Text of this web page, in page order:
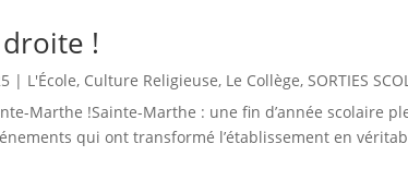
!
| L'École, Culture Religieuse, Le Collège, SORTIES
Marthe !Sainte-Marthe : une fin d’année scolaire
qui ont transformé l’établissement en